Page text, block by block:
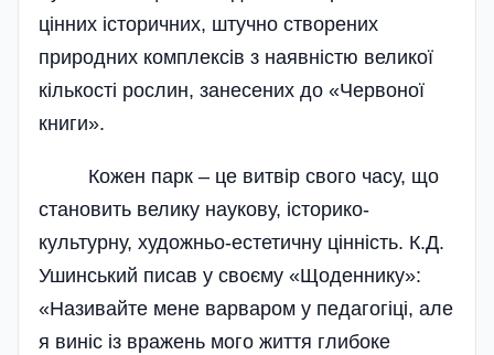
цінних історичних, штучно створених
природних комплексів з наявністю великої
кількості рослин, занесених до «Червоної
книги».
Кожен парк – це витвір свого часу, що
становить велику наукову, історико-
культурну, художньо-естетичну цінність. К.Д.
Ушинський писав у своєму «Щоденнику»:
«Називайте мене варваром у педагогіці, але
я виніс із вражень мого життя глибоке